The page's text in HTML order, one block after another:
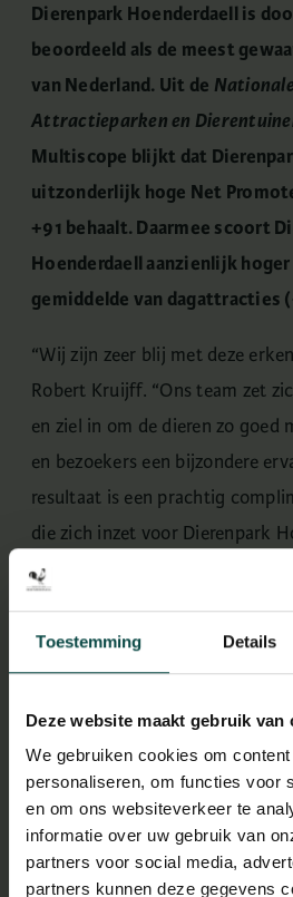
Toestemming Details
Deze website maakt gebruik van
We gebruiken cookies om
personaliseren, om functies voor
en om ons websiteverkeer te
informatie over uw gebruik van
partners voor social media,
partners kunnen deze gegevens
Dierenpark Hoenderdaell is
beoordeeld als de meest
van Nederland. Uit de
Attractieparken en
Multiscope blijkt dat
uitzonderlijk hoge Net
+91 behaalt. Daarmee scoort
Hoenderdaell aanzienlijk
gemiddelde van dagattracties
“Wij zijn zeer blij met deze
Robert Kruijff. “Ons team zet
en ziel in om de dieren zo goed
en bezoekers een bijzondere
resultaat is een prachtig
die zich inzet voor Dierenpark
Tegelijkertijd blijven we volop
dierverblijven. Zo krijgt het
inrichting, komt er bij Stichting
educatieruimte met 3D-
Stichting Leeuw een nieuw
Ons doel is en blijft om dieren
leefomgeving te bieden en
Bezoekers zeer tevreden